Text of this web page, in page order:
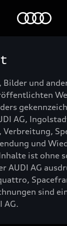
Bilder und
AG,
und
ist ohne
AUDI AG
sind
AG.